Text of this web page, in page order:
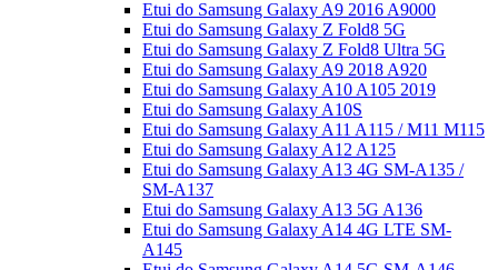
Etui do Samsung Galaxy A9 2016 A9000
Etui do Samsung Galaxy Z Fold8 5G
Etui do Samsung Galaxy Z Fold8 Ultra 5G
Etui do Samsung Galaxy A9 2018 A920
Etui do Samsung Galaxy A10 A105 2019
Etui do Samsung Galaxy A10S
Etui do Samsung Galaxy A11 A115 / M11 M115
Etui do Samsung Galaxy A12 A125
Etui do Samsung Galaxy A13 4G SM-A135 /
SM-A137
Etui do Samsung Galaxy A13 5G A136
Etui do Samsung Galaxy A14 4G LTE SM-
A145